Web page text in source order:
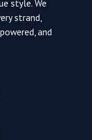
style. We
strand,
and